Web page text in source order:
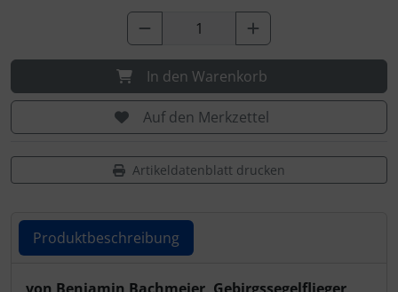
In den Warenkorb
Auf den Merkzettel
Artikeldatenblatt drucken
Produktbeschreibung
von Benjamin Bachmeier, Gebirgssegelflieger,
Schutztaschen Interieur
Tapes und Tuning
Warn- und Schutzfolien
Sonstiges